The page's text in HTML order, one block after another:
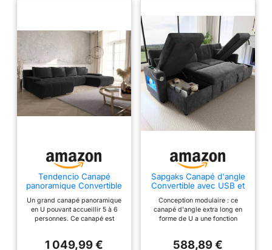
Tendencio Canapé
panoramique Convertible
côtelé avec Coffre de
Rangement (Noir)
Un grand canapé panoramique
en U pouvant accueillir 5 à 6
personnes. Ce canapé est
l'assice centrale. Dimensions
1 049,99 €
Sapgaks Canapé d'angle
Convertible avec USB et
4 Places,Canapé lit
d'angle avec Fonction
Sommeil,canapé 4
U,avec Rangement,avec
Conception modulaire : ce
canapé d'angle extra long en
forme de U a une fonction
canapé-lit confortable en
588,89 €